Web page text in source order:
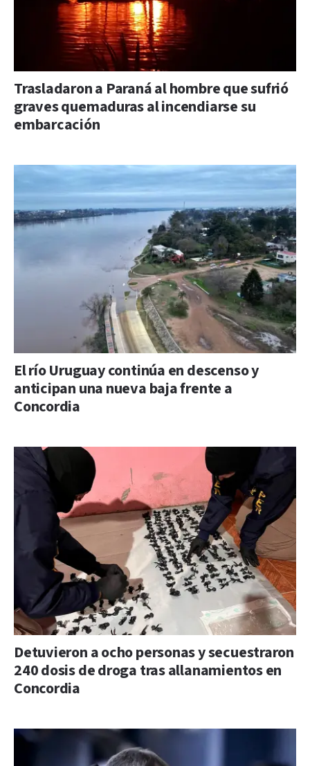
Trasladaron a Paraná al hombre que sufrió
graves quemaduras al incendiarse su
embarcación
El río Uruguay continúa en descenso y
anticipan una nueva baja frente a
Concordia
Detuvieron a ocho personas y secuestraron
240 dosis de droga tras allanamientos en
Concordia